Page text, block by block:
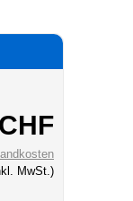
MwSt.)